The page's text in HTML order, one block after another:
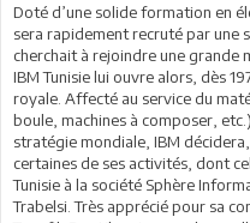
Doté d’une solide formation en
sera rapidement recruté par une
cherchait à rejoindre une grande
IBM Tunisie lui ouvre alors, dès
royale. Affecté au service du
boule, machines à composer,
stratégie mondiale, IBM
certaines de ses activités, dont
Tunisie à la société Sphère
Trabelsi. Très apprécié pour sa